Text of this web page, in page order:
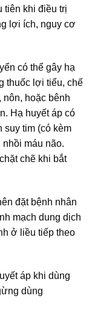
tiên khi điều trị
lợi ích, nguy cơ
có thể gây hạ
thuốc lợi tiểu, chế
nôn, hoặc bênh
Hạ huyết áp có
tim (có kèm
máu não.
chẽ khi bắt
đặt bệnh nhân
mạch dung dịch
ở liều tiếp theo
áp khi dùng
dùng